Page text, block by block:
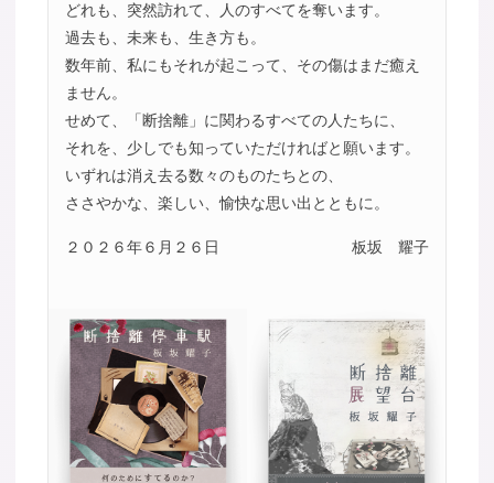
どれも、突然訪れて、人のすべてを奪います。
過去も、未来も、生き方も。
数年前、私にもそれが起こって、その傷はまだ癒え
ません。
せめて、「断捨離」に関わるすべての人たちに、
それを、少しでも知っていただければと願います。
いずれは消え去る数々のものたちとの、
ささやかな、楽しい、愉快な思い出とともに。
２０２６年６月２６日 板坂 耀子